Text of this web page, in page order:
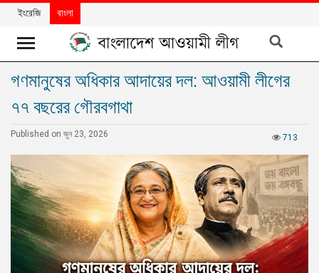
খবর
দলের
বিশেষ
নিবন্ধ
বিশেষ
প্রতিবেদন
মতামত
উন্নয়নের
ইংরেজি বাংলা
গণমানুষের অধিকার আদায়ের দল: আওয়ামী লীগের
৭৭ বছরের গৌরবগাথা
713
Published on জুন 23, 2026